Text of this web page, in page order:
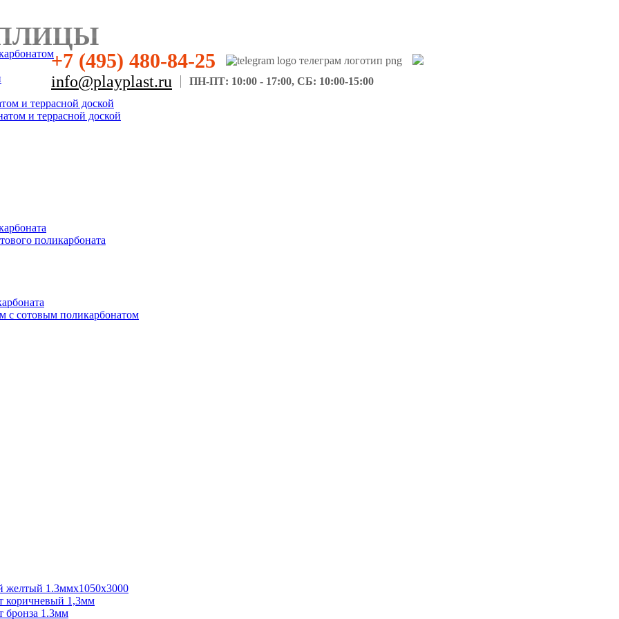
+7 (495) 480-84-25
info@playplast.ru ПН-ПТ: 10:00 - 17:00, СБ: 10:00-15:00
и террасной доской
и террасной доской
поликарбоната
с сотовым поликарбонатом
желтый 1.3ммх1050х3000
коричневый 1,3мм
бронза 1.3мм